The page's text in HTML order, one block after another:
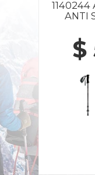
1140244
ANTI
$